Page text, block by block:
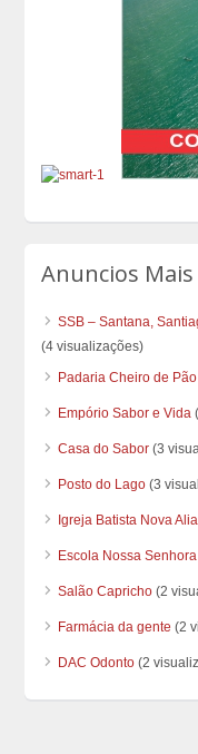
Anuncios
SSB – Santana,
(4 visualizações)
Padaria Cheiro de Pão
Empório Sabor e Vida
Casa do Sabor (3
Posto do Lago (3
Igreja Batista Nova
Escola Nossa
Salão Capricho (2
Farmácia da gente (2
DAC Odonto (2